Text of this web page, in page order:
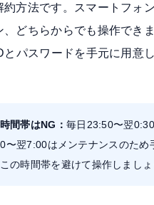
約方法です。スマートフォ
、どちらからでも操作でき
とパスワードを手元に用意
間帯はNG： 毎日23:50〜翌
〜翌7:00はメンテナンスのため
の時間帯を避けて操作しましょ